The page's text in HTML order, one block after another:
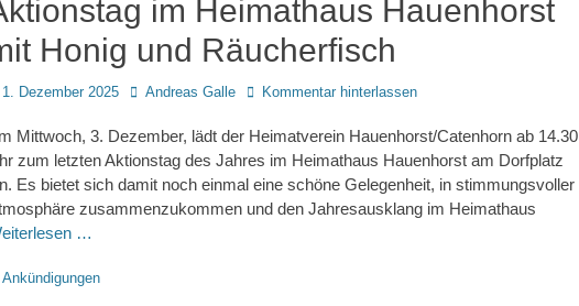
im Heimathaus Hauenhorst
Honig und Räucherfisch
1. Dezember 2025 AutorAndreas Galle Kommentar hinterlassen
Mittwoch, 3. Dezember, lädt der Heimatverein Hauenhorst/Catenhorn ab 14.30
zum letzten Aktionstag des Jahres im Heimathaus Hauenhorst am Dorfplatz
Es bietet sich damit noch einmal eine schöne Gelegenheit, in stimmungsvoller
zusammenzukommen und den Jahresausklang im Heimathaus
…
Ankündigungen